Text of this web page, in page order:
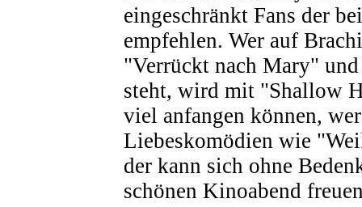
eingeschränkt Fans der
empfehlen. Wer auf
"Verrückt nach Mary"
steht, wird mit "Shallow
viel anfangen können,
Liebeskomödien wie
der kann sich ohne
schönen Kinoabend